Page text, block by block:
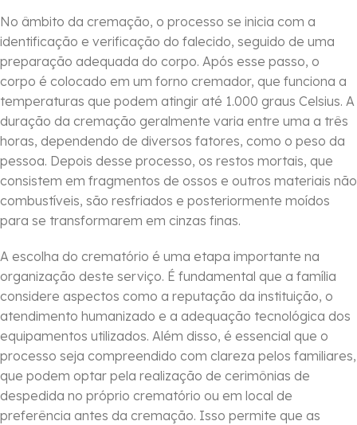
No âmbito da cremação, o processo se inicia com a
identificação e verificação do falecido, seguido de uma
preparação adequada do corpo. Após esse passo, o
corpo é colocado em um forno cremador, que funciona a
temperaturas que podem atingir até 1.000 graus Celsius. A
duração da cremação geralmente varia entre uma a três
horas, dependendo de diversos fatores, como o peso da
pessoa. Depois desse processo, os restos mortais, que
consistem em fragmentos de ossos e outros materiais não
combustíveis, são resfriados e posteriormente moídos
para se transformarem em cinzas finas.
A escolha do crematório é uma etapa importante na
organização deste serviço. É fundamental que a família
considere aspectos como a reputação da instituição, o
atendimento humanizado e a adequação tecnológica dos
equipamentos utilizados. Além disso, é essencial que o
processo seja compreendido com clareza pelos familiares,
que podem optar pela realização de cerimônias de
despedida no próprio crematório ou em local de
preferência antes da cremação. Isso permite que as